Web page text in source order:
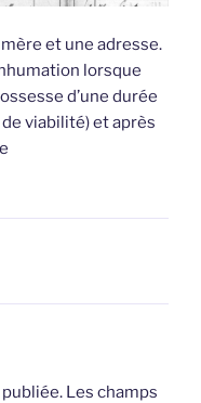
et une adresse.
lorsque
d’une durée
viabilité) et après
Les champs